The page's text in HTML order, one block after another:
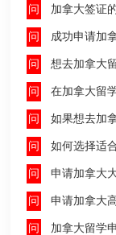
加拿大签证
成功申请加
想去加拿大留
在加拿大留学期间
如果想去加拿大
如何选择适
申请加拿大大学留学的
申请加拿大高
加拿大留学